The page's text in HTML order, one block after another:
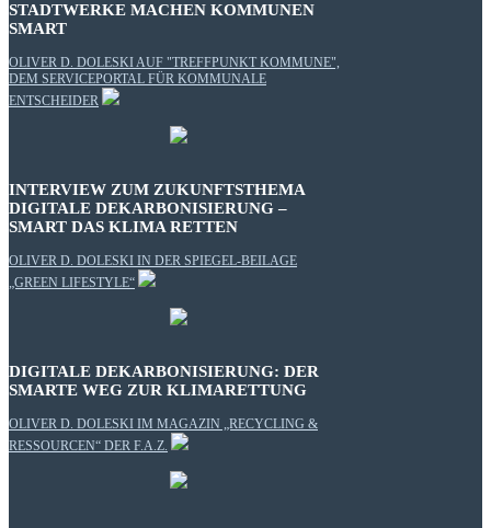
STADTWERKE MACHEN KOMMUNEN
SMART
OLIVER D. DOLESKI AUF "TREFFPUNKT KOMMUNE",
DEM SERVICEPORTAL FÜR KOMMUNALE
ENTSCHEIDER
INTERVIEW ZUM ZUKUNFTSTHEMA
DIGITALE DEKARBONISIERUNG –
SMART DAS KLIMA RETTEN
OLIVER D. DOLESKI IN DER SPIEGEL-BEILAGE
„GREEN LIFESTYLE“
DIGITALE DEKARBONISIERUNG: DER
SMARTE WEG ZUR KLIMARETTUNG
OLIVER D. DOLESKI IM MAGAZIN „RECYCLING &
RESSOURCEN“ DER F.A.Z.